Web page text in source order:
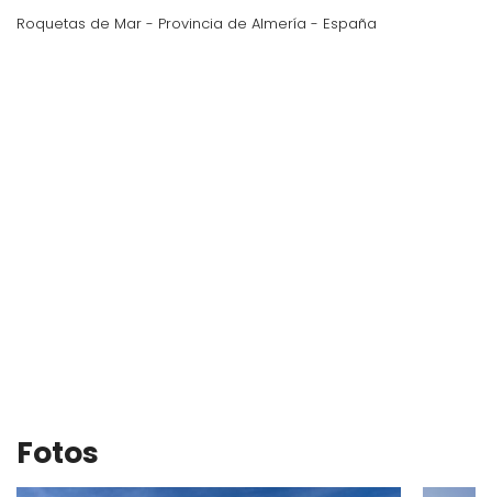
Roquetas de Mar - Provincia de Almería - España
Fotos